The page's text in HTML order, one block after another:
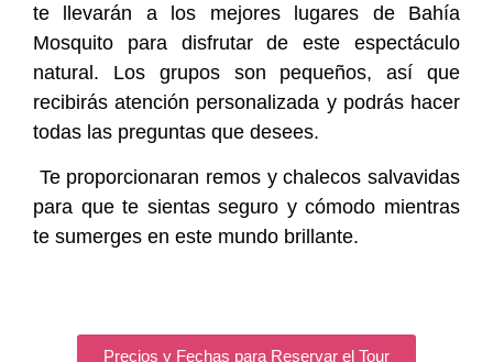
te llevarán a los mejores lugares de Bahía
Mosquito para disfrutar de este espectáculo
natural. Los grupos son pequeños, así que
recibirás atención personalizada y podrás hacer
todas las preguntas que desees.
Te proporcionaran remos y chalecos salvavidas
para que te sientas seguro y cómodo mientras
te sumerges en este mundo brillante.
Precios y Fechas para Reservar el Tour